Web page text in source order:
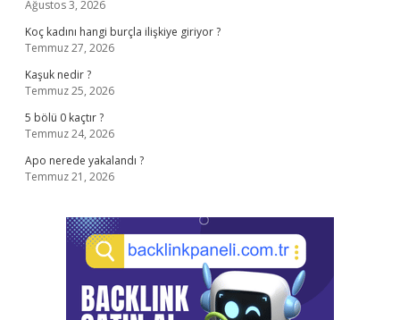
Ağustos 3, 2026
Koç kadını hangi burçla ilişkiye giriyor ?
Temmuz 27, 2026
Kaşuk nedir ?
Temmuz 25, 2026
5 bölü 0 kaçtır ?
Temmuz 24, 2026
Apo nerede yakalandı ?
Temmuz 21, 2026